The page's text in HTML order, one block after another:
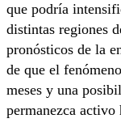
que podría
distintas regiones
pronósticos de la
de que el
meses y una
permanezca activo